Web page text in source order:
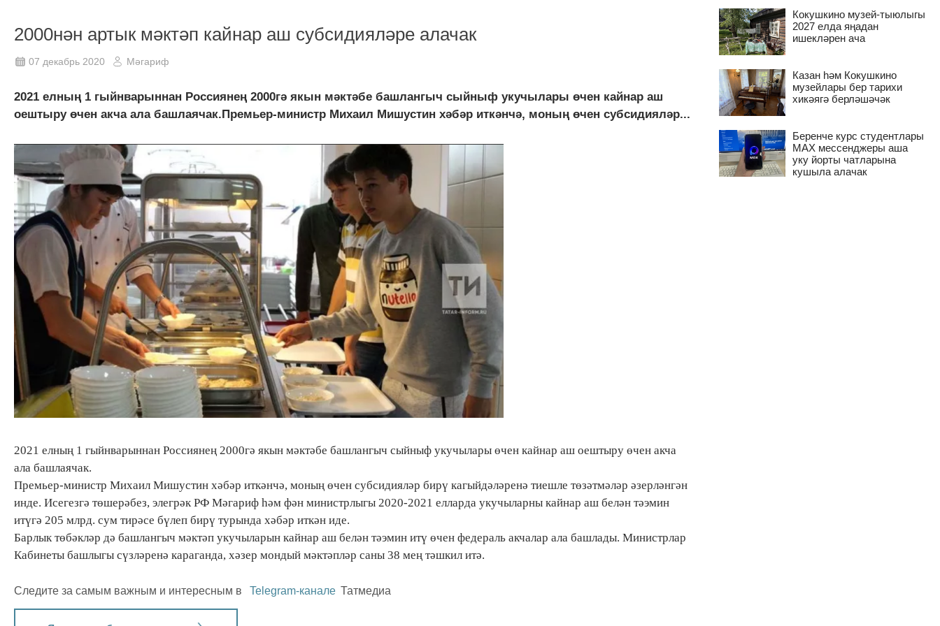
2000нән артык мәктәп кайнар аш субсидияләре алачак
07 декабрь 2020 Мәгариф
2021 елның 1 гыйнварыннан Россиянең 2000гә якын мәктәбе башлангыч сыйныф укучылары өчен кайнар аш
оештыру өчен акча ала башлаячак.Премьер-министр Михаил Мишустин хәбәр иткәнчә, моның өчен субсидияләр...
2021 елның 1 гыйнварыннан Россиянең 2000гә якын мәктәбе башлангыч сыйныф укучылары өчен кайнар аш оештыру өчен акча
ала башлаячак.
Премьер-министр Михаил Мишустин хәбәр иткәнчә, моның өчен субсидияләр бирү кагыйдәләренә тиешле төзәтмәләр әзерләнгән
инде. Исегезгә төшерәбез, элегрәк РФ Мәгариф һәм фән министрлыгы 2020-2021 елларда укучыларны кайнар аш белән тәэмин
итүгә 205 млрд. сум тирәсе бүлеп бирү турында хәбәр иткән иде.
Барлык төбәкләр дә башлангыч мәктәп укучыларын кайнар аш белән тәэмин итү өчен федераль акчалар ала башлады. Министрлар
Кабинеты башлыгы сүзләренә караганда, хәзер мондый мәктәпләр саны 38 мең тәшкил итә.
Следите за самым важным и интересным в Telegram-канале Татмедиа
Кокушкино музей-тыюлыгы
2027 елда яңадан
ишекләрен ача
Казан һәм Кокушкино
музейлары бер тарихи
хикәягә берләшәчәк
Беренче курс студентлары
MAX мессенджеры аша
уку йорты чатларына
кушыла алачак